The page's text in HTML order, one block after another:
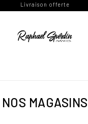
Livraison offerte
NOS MAGASINS